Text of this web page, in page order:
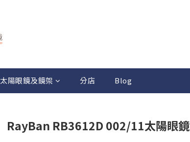
太陽眼鏡及鏡架 分店 Blog
RayBan RB3612D 002/11太陽眼鏡